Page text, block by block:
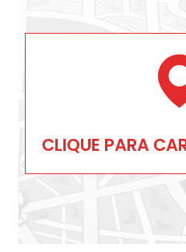
CLIQUE PARA